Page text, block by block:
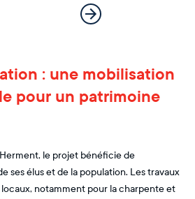
: une mobilisation
pour un patrimoine
le projet bénéficie de
ses élus et de la population. Les travaux
notamment pour la charpente et